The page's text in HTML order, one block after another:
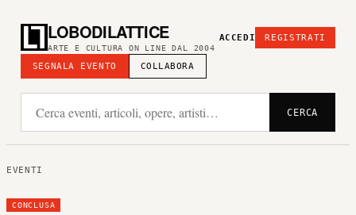
LOBODILATTICE
ARTE E CULTURA ON LINE DAL 2004
SEGNALA EVENTO COLLABORA
ACCEDI REGISTRATI
CERCA
EVENTI
CONCLUSA